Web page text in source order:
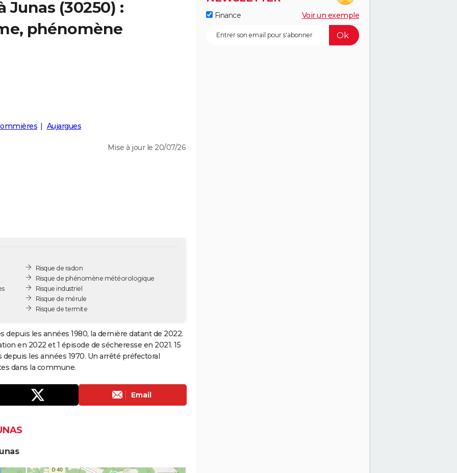
Junas (30250) :
phénomène
Aujargues
Mise à jour le 20/07/26
Risque de radon
Risque de phénomène météorologique
Risque industriel
Risque de mérule
Risque de termite
depuis les années 1980, la dernière datant de 2022.
en 2022 et 1 épisode de sécheresse en 2021. 15
les années 1970. Un arrêté préfectoral
dans la commune.
Email
Finance Voir un exemple